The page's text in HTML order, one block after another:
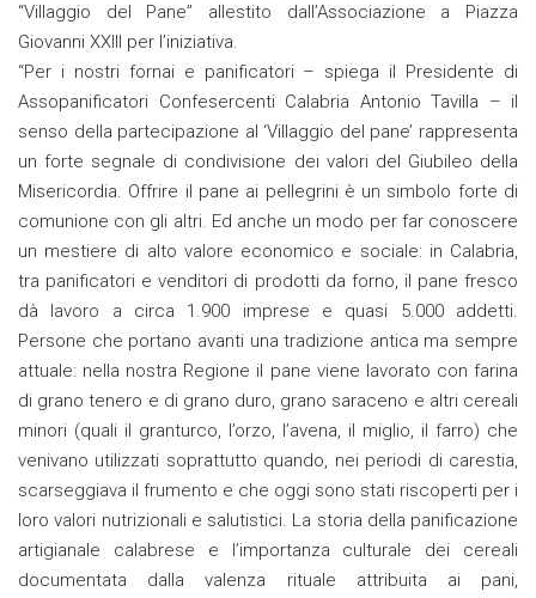
“Villaggio del Pane” allestito dall’Associazione a Piazza
Giovanni XXIII per l’iniziativa.
“Per i nostri fornai e panificatori – spiega il Presidente di
Assopanificatori Confesercenti Calabria Antonio Tavilla – il
senso della partecipazione al ‘Villaggio del pane’ rappresenta
un forte segnale di condivisione dei valori del Giubileo della
Misericordia. Offrire il pane ai pellegrini è un simbolo forte di
comunione con gli altri. Ed anche un modo per far conoscere
un mestiere di alto valore economico e sociale: in Calabria,
tra panificatori e venditori di prodotti da forno, il pane fresco
dà lavoro a circa 1.900 imprese e quasi 5.000 addetti.
Persone che portano avanti una tradizione antica ma sempre
attuale: nella nostra Regione il pane viene lavorato con farina
di grano tenero e di grano duro, grano saraceno e altri cereali
minori (quali il granturco, l’orzo, l’avena, il miglio, il farro) che
venivano utilizzati soprattutto quando, nei periodi di carestia,
scarseggiava il frumento e che oggi sono stati riscoperti per i
loro valori nutrizionali e salutistici. La storia della panificazione
artigianale calabrese e l’importanza culturale dei cereali
documentata dalla valenza rituale attribuita ai pani,